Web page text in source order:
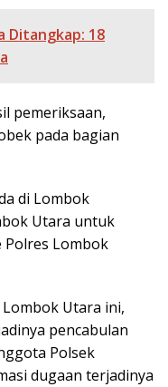
Ditangkap: 18
pemeriksaan,
pada bagian
di Lombok
Utara untuk
Lombok
Utara ini,
pencabulan
Polsek
dugaan terjadinya